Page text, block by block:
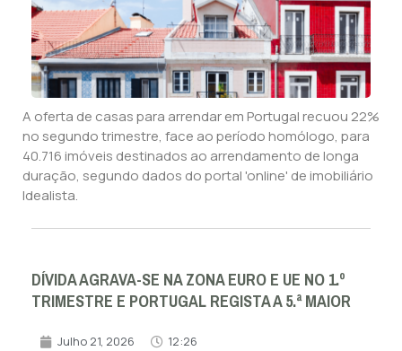
A oferta de casas para arrendar em Portugal recuou 22%
no segundo trimestre, face ao período homólogo, para
40.716 imóveis destinados ao arrendamento de longa
duração, segundo dados do portal 'online' de imobiliário
Idealista.
DÍVIDA AGRAVA-SE NA ZONA EURO E UE NO 1.º
TRIMESTRE E PORTUGAL REGISTA A 5.ª MAIOR
Julho 21, 2026 12:26